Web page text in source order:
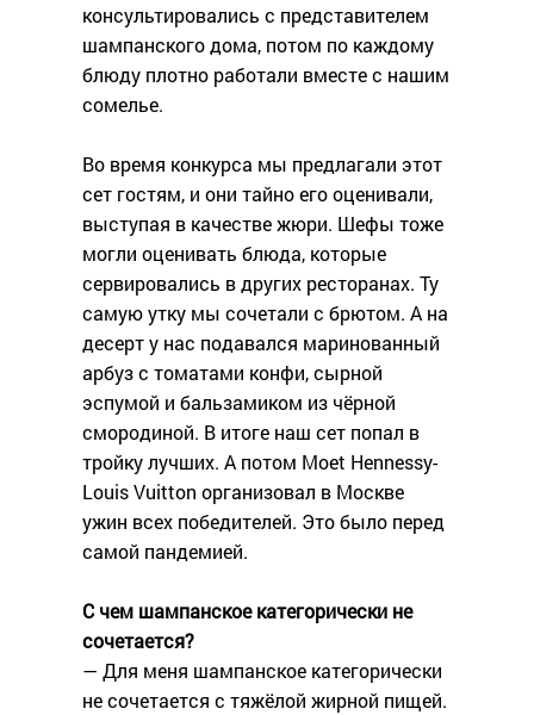
консультировались с представителем
шампанского дома, потом по каждому
блюду плотно работали вместе с нашим
сомелье.
Во время конкурса мы предлагали этот
сет гостям, и они тайно его оценивали,
выступая в качестве жюри. Шефы тоже
могли оценивать блюда, которые
сервировались в других ресторанах. Ту
самую утку мы сочетали с брютом. А на
десерт у нас подавался маринованный
арбуз с томатами конфи, сырной
эспумой и бальзамиком из чёрной
смородиной. В итоге наш сет попал в
тройку лучших. А потом Moet Hennessy-
Louis Vuitton организовал в Москве
ужин всех победителей. Это было перед
самой пандемией.
С чем шампанское категорически не
сочетается?
— Для меня шампанское категорически
не сочетается с тяжёлой жирной пищей.